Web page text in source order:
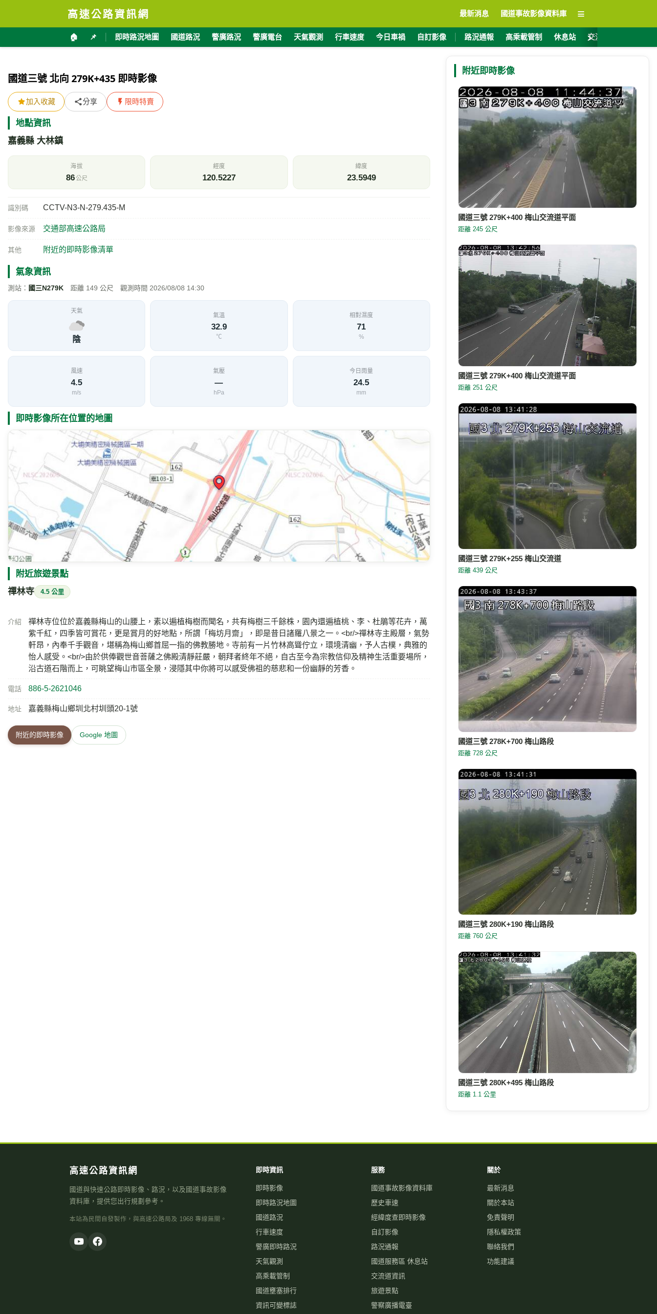
高速公路資訊網 最新消息 國道事故影像資料庫 ≡
🏠 📌 即時路況地圖 國道路況 警廣路況 警廣電台 天氣觀測 行車速度 今日車禍 自訂影像 路況通報 高乘載管制 休息站 交流道資訊
›
國道三號 北向 279K+435 即時影像
加入收藏 分享 限時特賣
地點資訊
嘉義縣 大林鎮
海拔
86公尺
經度
120.5227
緯度
23.5949
識別碼 CCTV-N3-N-279.435-M
影像來源 交通部高速公路局
其他 附近的即時影像清單
氣象資訊
測站： 國三N279K 距離 149 公尺 觀測時間 2026/08/08 14:30
天氣
陰
氣溫
32.9
℃
相對濕度
71
%
風速
4.5
m/s
氣壓
—
hPa
今日雨量
24.5
mm
即時影像所在位置的地圖
附近旅遊景點
禪林寺 4.5 公里
介紹
禪林寺位位於嘉義縣梅山的山腰上，素以遍植梅樹而聞名，共有梅樹三千餘株，園內還遍植桃、李、杜鵑等花卉，萬
紫千紅，四季皆可賞花，更是賞月的好地點，所謂「梅坊月齋」，即是昔日諸羅八景之一。<br/>禪林寺主殿層，氣勢
軒昂，內奉千手觀音，堪稱為梅山鄉首屈一指的佛教勝地。寺前有一片竹林高聳佇立，環境清幽，予人古樸，典雅的
怡人感受。<br/>由於供俸觀世音菩薩之佛殿清靜莊嚴，朝拜者終年不絕，自古至今為宗教信仰及精神生活重要場所，
沿古道石階而上，可眺望梅山市區全景，浸隱其中你將可以感受佛祖的慈悲和一份幽靜的芳香。
電話 886-5-2621046
地址 嘉義縣梅山鄉圳北村圳頭20-1號
附近的即時影像 Google 地圖
附近即時影像
國道三號 279K+400 梅山交流道平面
距離 245 公尺
國道三號 279K+400 梅山交流道平面
距離 251 公尺
國道三號 279K+255 梅山交流道
距離 439 公尺
國道三號 278K+700 梅山路段
距離 728 公尺
國道三號 280K+190 梅山路段
距離 760 公尺
國道三號 280K+495 梅山路段
距離 1.1 公里
高速公路資訊網
國道與快速公路即時影像、路況，以及國道事故影像
資料庫，提供您出行規劃參考。
本站為民間自發製作，與高速公路局及 1968 專線無關。
即時資訊
即時影像
即時路況地圖
國道路況
行車速度
警廣即時路況
天氣觀測
高乘載管制
國道壅塞排行
資訊可變標誌
服務
國道事故影像資料庫
歷史車速
經緯度查即時影像
自訂影像
路況通報
國道服務區 休息站
交流道資訊
旅遊景點
警察廣播電臺
關於
最新消息
關於本站
免責聲明
隱私權政策
聯絡我們
功能建議